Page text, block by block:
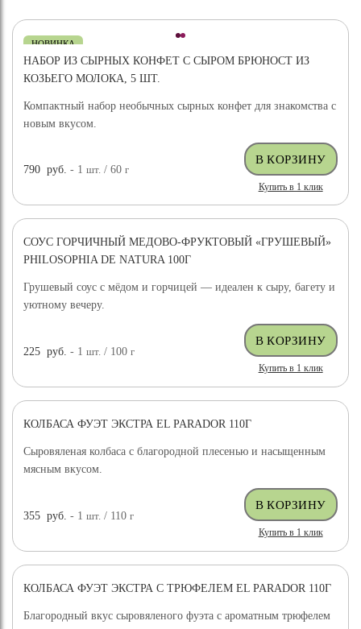
НОВИНКА
НАБОР ИЗ СЫРНЫХ КОНФЕТ С СЫРОМ БРЮНОСТ ИЗ
КОЗЬЕГО МОЛОКА, 5 ШТ.
Компактный набор необычных сырных конфет для знакомства с
новым вкусом.
790 руб. - 1шт. / 60г
Купить в 1 клик
СОУС ГОРЧИЧНЫЙ МЕДОВО-ФРУКТОВЫЙ «ГРУШЕВЫЙ»
PHILOSOPHIA DE NATURA 100Г
Грушевый соус с мёдом и горчицей — идеален к сыру, багету и
уютному вечеру.
225 руб. - 1шт. / 100г
Купить в 1 клик
КОЛБАСА ФУЭТ ЭКСТРА EL PARADOR 110Г
Сыровяленая колбаса с благородной плесенью и насыщенным
мясным вкусом.
355 руб. - 1шт. / 110г
Купить в 1 клик
КОЛБАСА ФУЭТ ЭКСТРА С ТРЮФЕЛЕМ EL PARADOR 110Г
Благородный вкус сыровяленого фуэта с ароматным трюфелем